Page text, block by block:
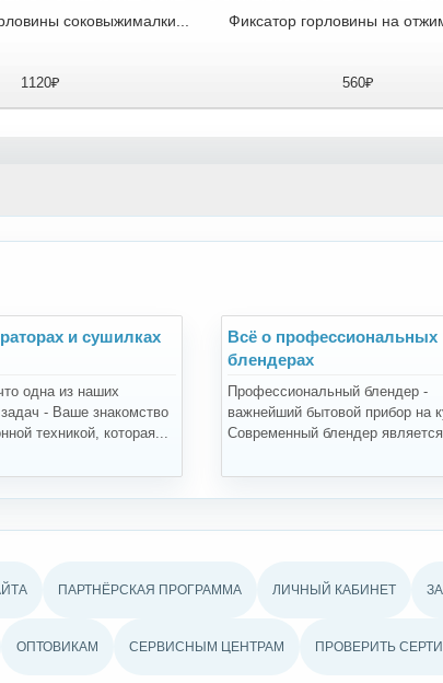
соковыжималки...
1120₽
Фиксатор горловины на
560₽
и сушилках
одна из наших
- Ваше знакомство
техникой, которая...
Всё о профессиональных
блендерах
Профессиональный блендер -
важнейший бытовой прибор на
Современный блендер
ПАРТНЁРСКАЯ ПРОГРАММА ЛИЧНЫЙ КАБИНЕТ
ОПТОВИКАМ СЕРВИСНЫМ ЦЕНТРАМ ПРОВЕРИТЬ